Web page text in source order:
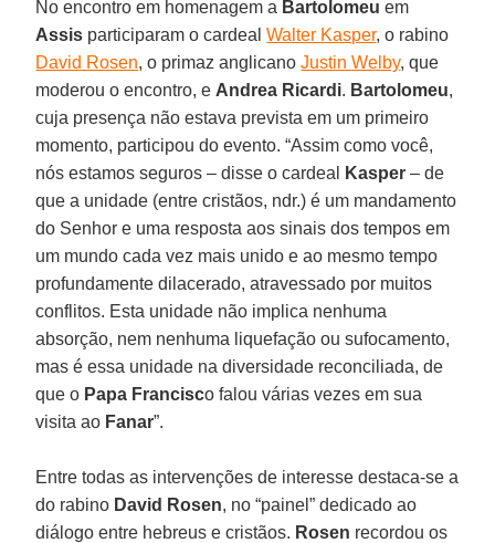
No encontro em homenagem a Bartolomeu em
Assis participaram o cardealWalter Kasper, o rabino
David Rosen, o primaz anglicanoJustin Welby, que
moderou o encontro, e Andrea Ricardi. Bartolomeu,
cuja presença não estava prevista em um primeiro
momento, participou do evento. “Assim como você,
nós estamos seguros – disse o cardeal
Kasper – de
que a unidade (entre cristãos, ndr.) é um mandamento
do Senhor e uma resposta aos sinais dos tempos em
um mundo cada vez mais unido e ao mesmo tempo
profundamente dilacerado, atravessado por muitos
conflitos. Esta unidade não implica nenhuma
absorção, nem nenhuma liquefação ou sufocamento,
mas é essa unidade na diversidade reconciliada, de
que o Papa Francisco falou várias vezes em sua
visita ao Fanar”.
Entre todas as intervenções de interesse destaca-se a
do rabino David Rosen, no “painel” dedicado ao
diálogo entre hebreus e cristãos. Rosen recordou os